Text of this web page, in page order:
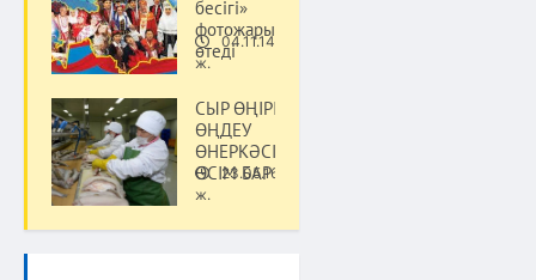
бесігі»
фотожарысы
өтеді04.11.14
ж.
СЫР ӨҢІРІНІҢ
ӨҢДЕУ
ӨНЕРКӘСІБІНДЕ
ӨСІМ БАР
23.05.16
ж.